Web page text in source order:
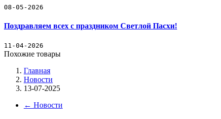
08-05-2026
Поздравляем всех с праздником Светлой Пасхи!
11-04-2026
Похожие товары
Главная
Новости
13-07-2025
← Новости